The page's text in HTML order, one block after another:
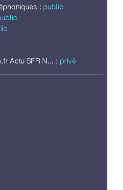
: public
Actu SFR N... : privé